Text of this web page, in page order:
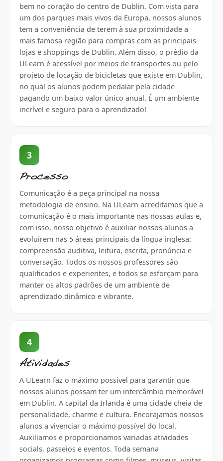
bem no coração do centro de Dublin. Com vista para
um dos parques mais vivos da Europa, nossos alunos
tem a conveniȇncia de terem à sua proximidade a
mais famosa região para compras com as principais
lojas e shoppings de Dublin. Além disso, o prédio da
ULearn é acessível por meios de transportes ou pelo
projeto de locação de bicicletas que existe em Dublin,
no qual os alunos podem pedalar pela cidade
pagando um baixo valor único anual. É um ambiente
incrível e seguro para o aprendizado!
3
Processo
Comunicação é a peça principal na nossa
metodologia de ensino. Na ULearn acreditamos que a
comunicação é o mais importante nas nossas aulas e,
com isso, nosso objetivo é auxiliar nossos alunos a
evoluírem nas 5 áreas principais da língua inglesa:
compreensão auditiva, leitura, escrita, pronúncia e
conversação. Todos os nossos professores são
qualificados e experientes, e todos se esforçam para
manter os altos padrões de um ambiente de
aprendizado dinâmico e vibrante.
4
Atividades
A ULearn faz o máximo possível para garantir que
nossos alunos possam ter um intercâmbio memorável
em Dublin. A capital da Irlanda é uma cidade cheia de
personalidade, charme e cultura. Encorajamos nossos
alunos a vivenciar o máximo possível do local.
Auxiliamos e proporcionamos variadas atividades
socials, passeios e eventos. Toda semana